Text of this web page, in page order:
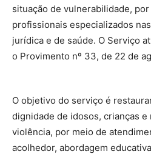
situação de vulnerabilidade,
profissionais especializados
jurídica e de saúde. O Serviço
o Provimento nº 33, de 22 de
O objetivo do serviço é
dignidade de idosos, crianças
violência, por meio de
acolhedor, abordagem